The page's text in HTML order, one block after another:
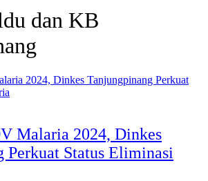
dan KB
Malaria 2024, Dinkes
Perkuat Status Eliminasi